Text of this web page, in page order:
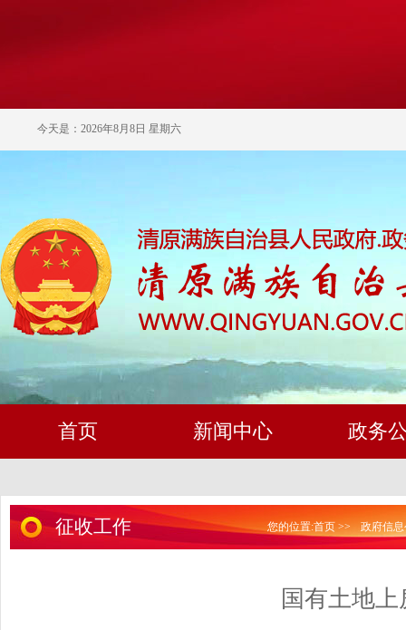
今天是：2026年8月8日 星期六
首页 新闻中心 政务
征收工作 您的位置:首页 >> 政府信
国有土地